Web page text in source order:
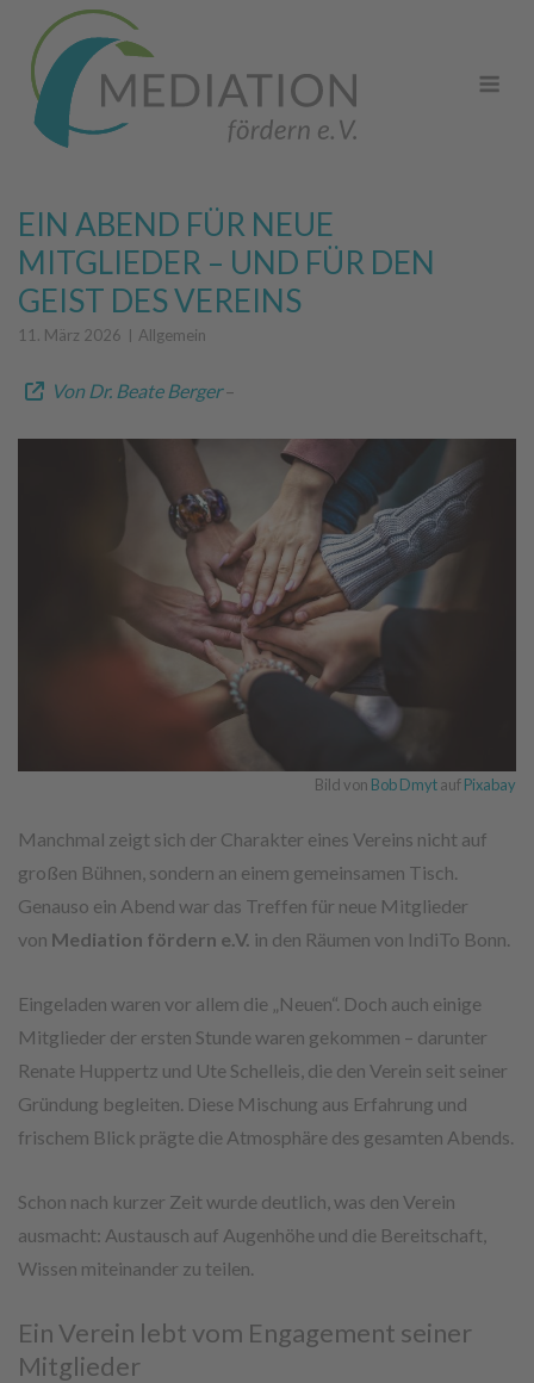
content
EIN ABEND FÜR NEUE
MITGLIEDER – UND FÜR DEN
GEIST DES VEREINS
11. März 2026 Allgemein
Von Dr. Beate Berger–
Bild von Bob DmytaufPixabay
Manchmal zeigt sich der Charakter eines Vereins nicht auf
großen Bühnen, sondern an einem gemeinsamen Tisch.
Genauso ein Abend war das Treffen für neue Mitglieder
von Mediation fördern e.V. in den Räumen von IndiTo Bonn.
Eingeladen waren vor allem die „Neuen“. Doch auch einige
Mitglieder der ersten Stunde waren gekommen – darunter
Renate Huppertz und Ute Schelleis, die den Verein seit seiner
Gründung begleiten. Diese Mischung aus Erfahrung und
frischem Blick prägte die Atmosphäre des gesamten Abends.
Schon nach kurzer Zeit wurde deutlich, was den Verein
ausmacht: Austausch auf Augenhöhe und die Bereitschaft,
Wissen miteinander zu teilen.
Ein Verein lebt vom Engagement seiner
Mitglieder